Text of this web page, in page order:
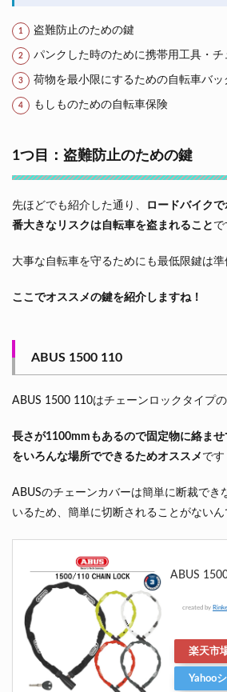
盗難防止のための鍵
パンクした時のために携帯用工具・チ
荷物を最小限にするための自転車バッ
もしものための自転車保険
1つ目：盗難防止のための鍵
先ほどでも紹介した通り、
ロードバイク
番大きなリスクは自転車を盗まれること で
大事な自転車を守るためにも最低限鍵は準
ここでオススメの鍵を紹介しますね！
ABUS 1500 110
ABUS 1500 110はチェーンロックタイプの
長さが1100mmもあるので固定物に絡ま
をいろんな場所でできるためオススメ です
ABUSのチェーンカバーは簡単に断裁でき
いるため、簡単に切断されることがないん
ABUS
created by
楽天市
Yahoo